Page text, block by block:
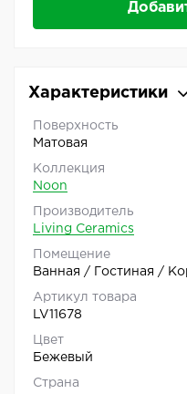
Характеристики
Поверхность
Матовая
Коллекция
Noon
Производитель
Living Ceramics
Помещение
Ванная / Гостиная /
Артикул товара
LV11678
Цвет
Бежевый
Страна